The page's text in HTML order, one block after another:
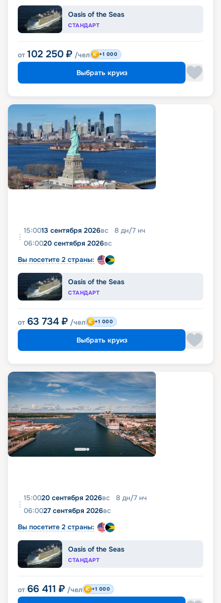
Oasis of the Seas
СТАНДАРТ
от 102 250 ₽ /чел +1 000
Выбрать круиз
15:0013 сентября 2026вс 8 дн/7 нч
06:0020 сентября 2026вс
Вы посетите 2 страны:
Oasis of the Seas
СТАНДАРТ
от 63 734 ₽ /чел +1 000
Выбрать круиз
15:0020 сентября 2026вс 8 дн/7 нч
06:0027 сентября 2026вс
Вы посетите 2 страны:
Oasis of the Seas
СТАНДАРТ
от 66 411 ₽ /чел +1 000